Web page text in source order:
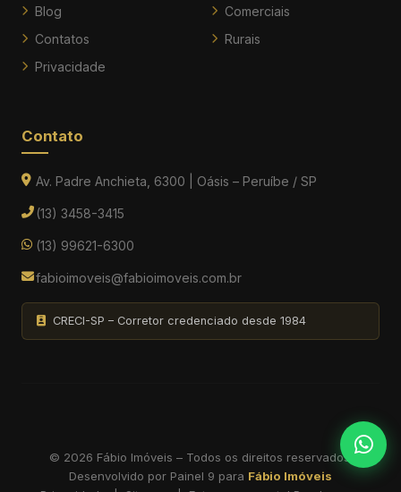
Blog
Contatos
Privacidade
Comerciais
Rurais
Contato
Av. Padre Anchieta, 6300 | Oásis – Peruíbe / SP
(13) 3458-3415
(13) 99621-6300
fabioimoveis@fabioimoveis.com.br
CRECI-SP – Corretor credenciado desde 1984
© 2026 Fábio Imóveis – Todos os direitos reservados.
Desenvolvido por Painel 9 para Fábio Imóveis